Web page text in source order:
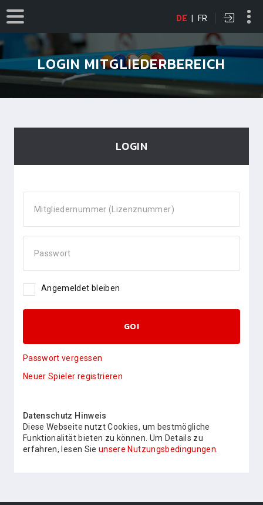
DE | FR
LOGIN MITGLIEDERBEREICH
LOGIN
Mitgliedernummer (Lizenznummer)
Passwort
Angemeldet bleiben
GO!
Passwort vergessen
Neuer Spieler registrieren
Datenschutz Hinweis
Diese Webseite nutzt Cookies, um bestmögliche
Funktionalität bieten zu können. Um Details zu
erfahren, lesen Sie unsere Nutzungsbedingungen.